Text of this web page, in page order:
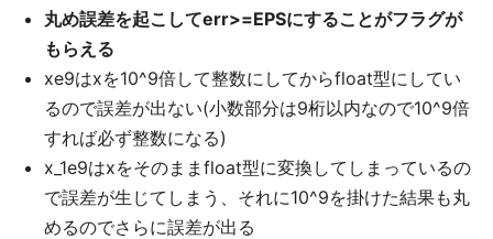
丸め誤差を起こしてerr>=EPSにすることがフラグが
もらえる
xe9はxを10^9倍して整数にしてからfloat型にしてい
るので誤差が出ない(小数部分は9桁以内なので10^9倍
すれば必ず整数になる)
x_1e9はxをそのままfloat型に変換してしまっているの
で誤差が生じてしまう、それに10^9を掛けた結果も丸
めるのでさらに誤差が出る